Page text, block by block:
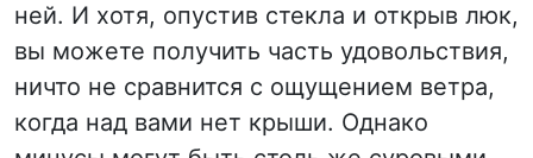
ней. И хотя, опустив стекла и открыв люк,
вы можете получить часть удовольствия,
ничто не сравнится с ощущением ветра,
когда над вами нет крыши. Однако